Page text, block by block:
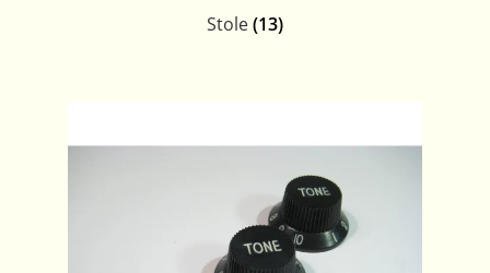
Stole(13)